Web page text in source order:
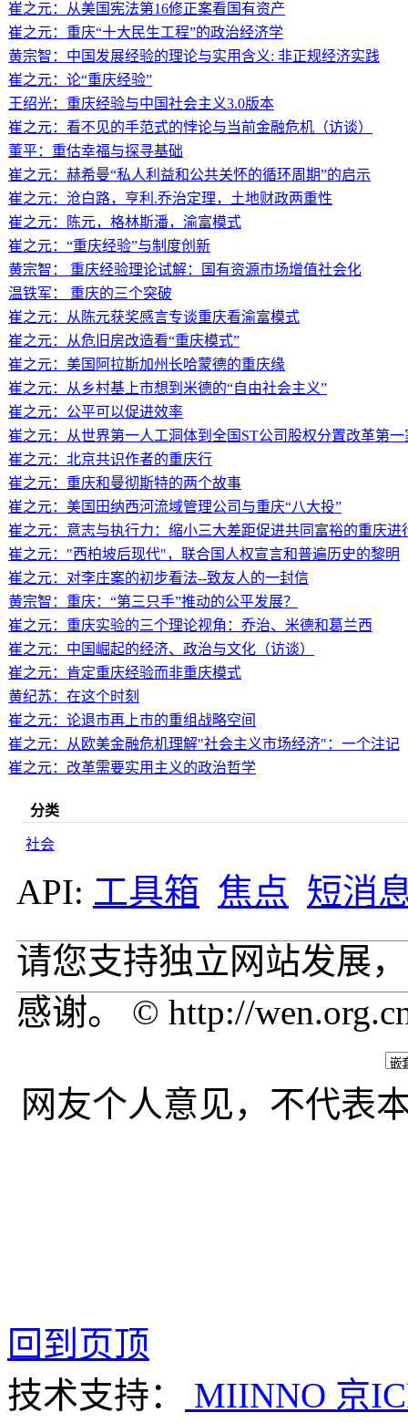
崔之元：从美国宪法第16修正案看国有资产
崔之元：重庆“十大民生工程”的政治经济学
黄宗智：中国发展经验的理论与实用含义: 非正规经济实践
崔之元：论“重庆经验”
王绍光：重庆经验与中国社会主义3.0版本
崔之元：看不见的手范式的悖论与当前金融危机（访谈）
董平：重估幸福与探寻基础
崔之元：赫希曼“私人利益和公共关怀的循环周期”的启示
崔之元：沧白路，亨利.乔治定理，土地财政两重性
崔之元：陈元，格林斯潘，渝富模式
崔之元：“重庆经验”与制度创新
黄宗智： 重庆经验理论试解：国有资源市场增值社会化
温铁军： 重庆的三个突破
崔之元：从陈元获奖感言专谈重庆看渝富模式
崔之元：从危旧房改造看“重庆模式”
崔之元：美国阿拉斯加州长哈蒙德的重庆缘
崔之元：从乡村基上市想到米德的“自由社会主义”
崔之元：公平可以促进效率
崔之元：从世界第一人工洞体到全国ST公司股权分置改革第一
崔之元：北京共识作者的重庆行
崔之元：重庆和曼彻斯特的两个故事
崔之元：美国田纳西河流域管理公司与重庆“八大投”
崔之元：意志与执行力：缩小三大差距促进共同富裕的重庆进
崔之元："西柏坡后现代"，联合国人权宣言和普遍历史的黎明
崔之元：对李庄案的初步看法--致友人的一封信
黄宗智：重庆：“第三只手”推动的公平发展？
崔之元：重庆实验的三个理论视角：乔治、米德和葛兰西
崔之元：中国崛起的经济、政治与文化（访谈）
崔之元：肯定重庆经验而非重庆模式
黄纪苏：在这个时刻
崔之元：论退市再上市的重组战略空间
崔之元：从欧美金融危机理解"社会主义市场经济"：一个注记
崔之元：改革需要实用主义的政治哲学
分类
社会
API: 工具箱 焦点 短消
请您支持独立网站发展
感谢。 © http://
网友个人意见，不代表
回到页顶
技术支持：
MIINNO 京